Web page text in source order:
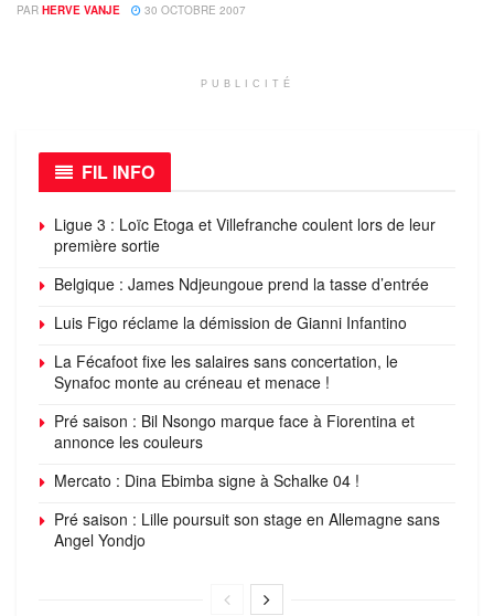
PAR HERVE VANJE 30 OCTOBRE 2007
PUBLICITÉ
FIL INFO
Ligue 3 : Loïc Etoga et Villefranche coulent lors de leur
première sortie
Belgique : James Ndjeungoue prend la tasse d’entrée
Luis Figo réclame la démission de Gianni Infantino
La Fécafoot fixe les salaires sans concertation, le
Synafoc monte au créneau et menace !
Pré saison : Bil Nsongo marque face à Fiorentina et
annonce les couleurs
Mercato : Dina Ebimba signe à Schalke 04 !
Pré saison : Lille poursuit son stage en Allemagne sans
Angel Yondjo